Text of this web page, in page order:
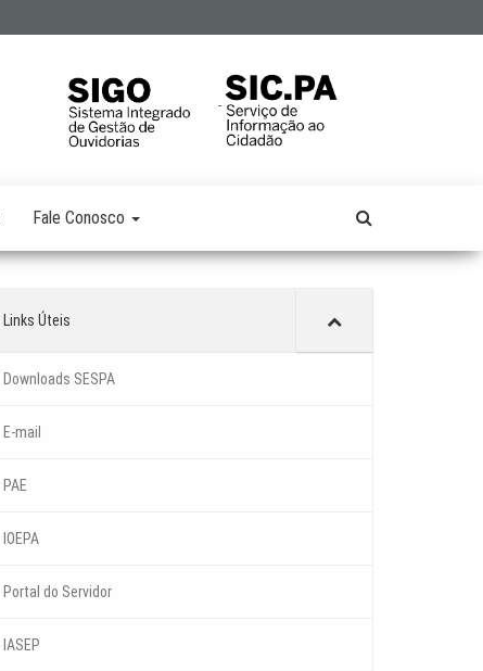
Fale Conosco
Links Úteis
Downloads SESPA
E-mail
PAE
IOEPA
Portal do Servidor
IASEP